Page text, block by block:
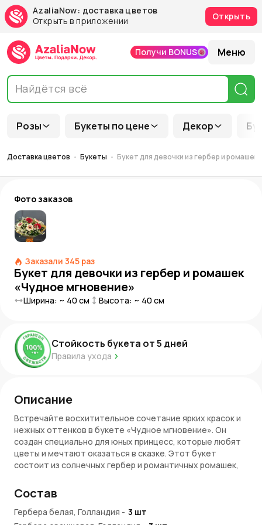
AzaliaNow: доставка цветов
Открыть в приложении
Открыть
Розы Букеты по цене Декор
Получи BONUS Меню
Доставка цветов Букеты Букет для девочки из гербер и
Фото заказов
Заказали 345 раз
Букет для девочки из гербер и ромашек
«Чудное мгновение»
Ширина: ~ 40 см Высота: ~ 40 см
Стойкость букета от5 дней
Правила ухода
Описание
Встречайте восхитительное сочетание ярких красок и
нежных оттенков в букете «Чудное мгновение». Он
создан специально для юных принцесс, которые любят
цветы и мечтают оказаться в сказке. Этот букет
состоит из солнечных гербер и романтичных ромашек,
воздушности.
Цветы в букете
Состав
Гербера белая, Голландия - 3 шт